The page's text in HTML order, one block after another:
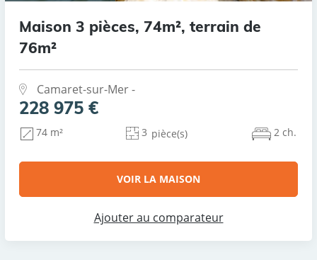
Maison 3 pièces, 74m², terrain de
76m²
Camaret-sur-Mer -
228 975 €
74 m² 3 pièce(s) 2 ch.
VOIR LA MAISON
Ajouter au comparateur